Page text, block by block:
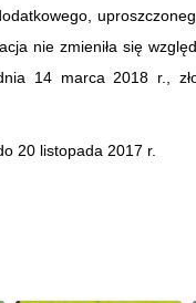
nie zmieniła się
14 marca 2018 r.,
20 listopada 2017 r.